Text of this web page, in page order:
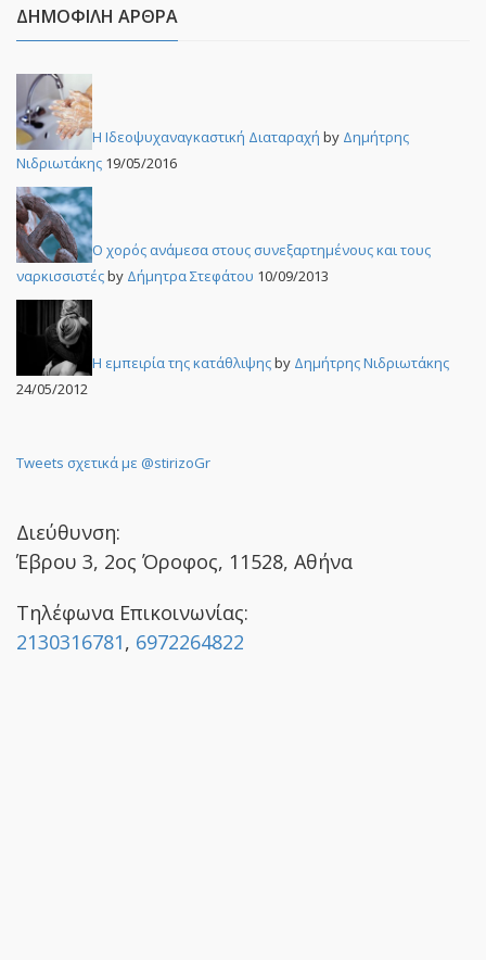
ΔΗΜΟΦΙΛΉ ΆΡΘΡΑ
Η Ιδεοψυχαναγκαστική Διαταραχή by Δημήτρης
Νιδριωτάκης 19/05/2016
Ο χορός ανάμεσα στους συνεξαρτημένους και τους
ναρκισσιστέςby Δήμητρα Στεφάτου 10/09/2013
Η εμπειρία της κατάθλιψηςby Δημήτρης Νιδριωτάκης
24/05/2012
Tweets σχετικά με @stirizoGr
Διεύθυνση:
Έβρου 3, 2ος Όροφος, 11528, Αθήνα
Τηλέφωνα Επικοινωνίας:
2130316781, 6972264822